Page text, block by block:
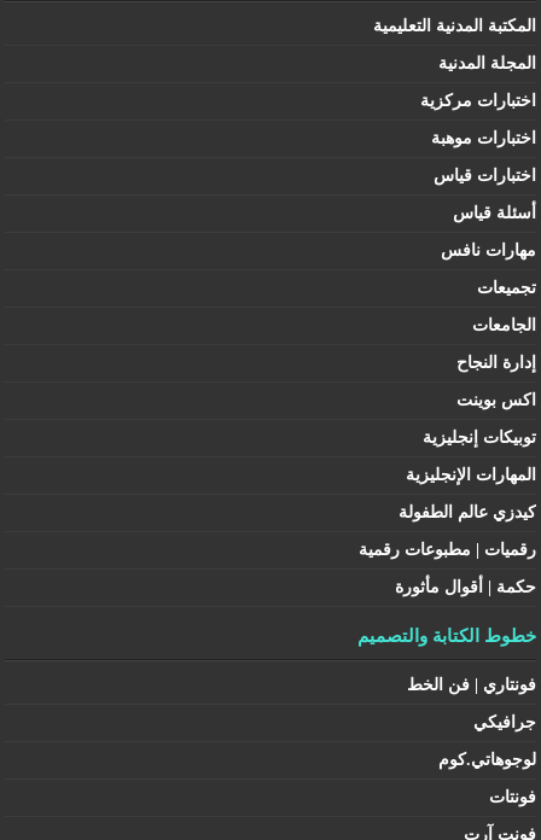
المكتبة المدنية التعليمية
المجلة المدنية
اختبارات مركزية
اختبارات موهبة
اختبارات قياس
أسئلة قياس
مهارات نافس
تجميعات
الجامعات
إدارة النجاح
اكس بوينت
توبيكات إنجليزية
المهارات الإنجليزية
كيدزي عالم الطفولة
رقميات | مطبوعات رقمية
حكمة | أقوال مأثورة
خطوط الكتابة والتصميم
فونتاري | فن الخط
جرافيكي
لوجوهاتي.كوم
فونتات
فونت آرت